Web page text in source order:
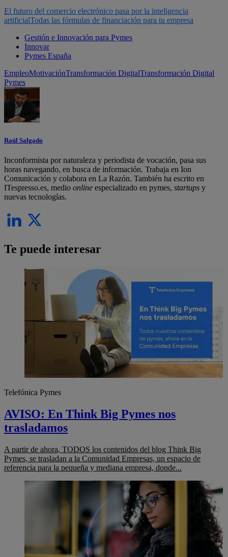
El futuro del comercio electrónico pasa por la inteligencia
artificialTodas las fórmulas de financiación para tu empresa
Gestión e Innovación para Pymes
Innovar
Pymes España
EmpleoMotivaciónTransformación DigitalTransformación Digital
Pymes
Raúl Salgado
Inconformista por naturaleza y periodista de vocación, pasa sus
horas navegando, en busca de información. Trabaja en Ion
Comunicación y colabora en La Razón. También ha escrito en
ITespresso.es, medio online especializado en pymes, startups y
nuevas tecnologías.
Te puede interesar
Telefónica Pymes
AVISO: En Think Big Pymes nos
trasladamos
A partir de ahora, TODOS los contenidos del blog Think Big
Pymes, se trasladan a la Comunidad Empresas, un espacio de
referencia para la pequeña y mediana empresa, donde...